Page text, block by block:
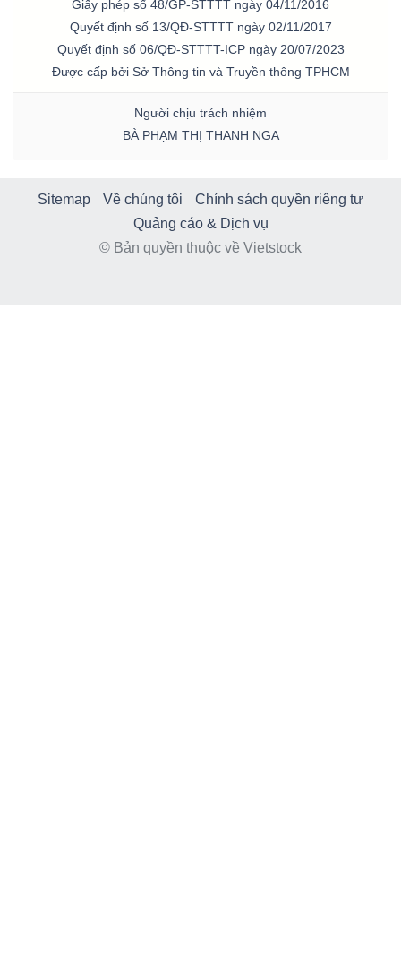
Giấy phép số 48/GP-STTTT ngày 04/11/2016
Quyết định số 13/QĐ-STTTT ngày 02/11/2017
Quyết định số 06/QĐ-STTTT-ICP ngày 20/07/2023
Được cấp bởi Sở Thông tin và Truyền thông TPHCM
Người chịu trách nhiệm
BÀ PHẠM THỊ THANH NGA
Sitemap Về chúng tôi
Chính sách quyền riêng tư
Quảng cáo & Dịch vụ
© Bản quyền thuộc về Vietstock